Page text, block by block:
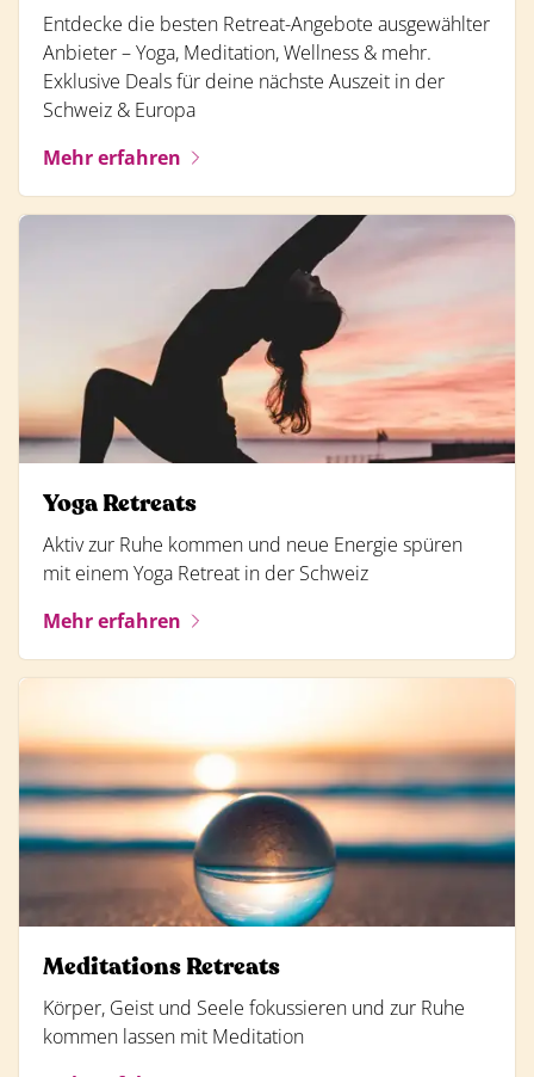
Entdecke die besten Retreat-Angebote ausgewählter
Anbieter – Yoga, Meditation, Wellness & mehr.
Exklusive Deals für deine nächste Auszeit in der
Schweiz & Europa
Mehr erfahren
Yoga Retreats
Aktiv zur Ruhe kommen und neue Energie spüren
mit einem Yoga Retreat in der Schweiz
Mehr erfahren
Meditations Retreats
Körper, Geist und Seele fokussieren und zur Ruhe
kommen lassen mit Meditation